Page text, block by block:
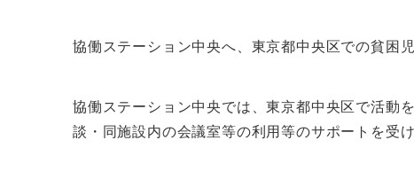
協働ステーション中央へ、東京都中央区での貧困
協働ステーション中央では、東京都中央区で活動
談・同施設内の会議室等の利用等のサポートを受